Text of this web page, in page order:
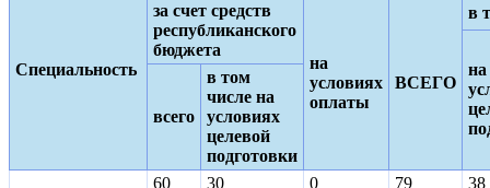
Специальность
за счет средств
республиканского
бюджета
на
условиях
оплаты
ВСЕГО
в
на
всего
в том
числе на
условиях
целевой
подготовки
60 30 0 79 38